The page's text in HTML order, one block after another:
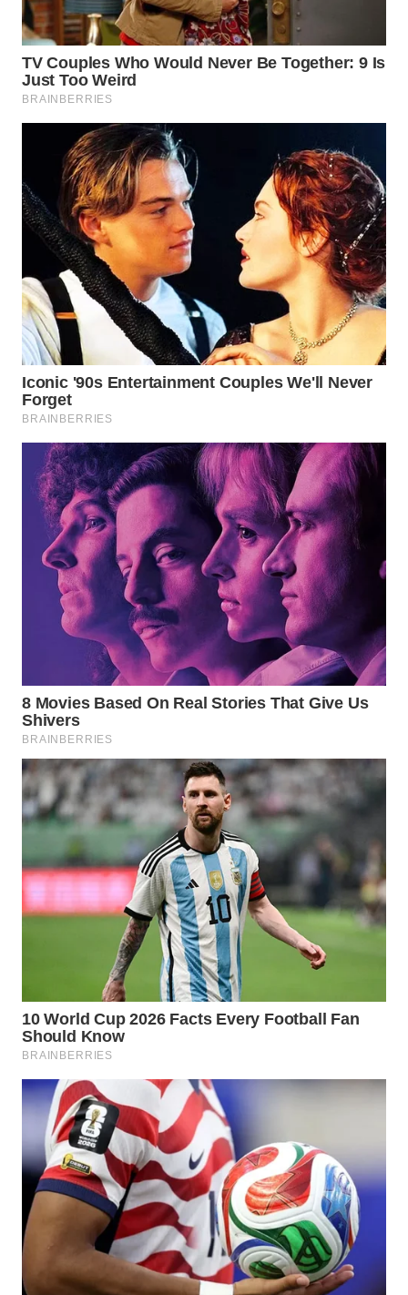
SUMEDANG
WN
CIANJUR
WN
KEPULAUAN
SERIBU
WN
TANGERANG
WN
BINJAI
WN
CIREBON
WN
INDRAMAYU
WN
KUNINGAN
WN
MAJALENGKA
WN
WN
SUKABUMI
WN
PURWAKARTA
WN
PRIANGAN
TIMUR
WN
SOLO
WN
WN
MADURA
WN
SURABAYA
WN
NATUNA